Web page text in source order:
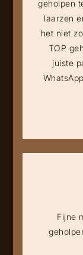
geholpen
laarzen
het niet
TOP
juiste
Fijne